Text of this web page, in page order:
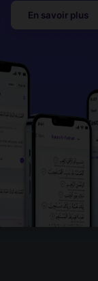
En savoir plus